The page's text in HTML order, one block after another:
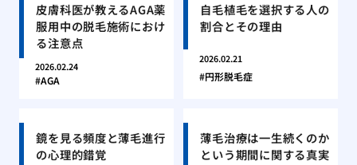
皮膚科医が教えるAGA薬
服用中の脱毛施術におけ
る注意点
2026.02.24
AGA
自毛植毛を選択する人の
割合とその理由
2026.02.21
円形脱毛症
鏡を見る頻度と薄毛進行
の心理的錯覚
薄毛治療は一生続くのか
という期間に関する真実